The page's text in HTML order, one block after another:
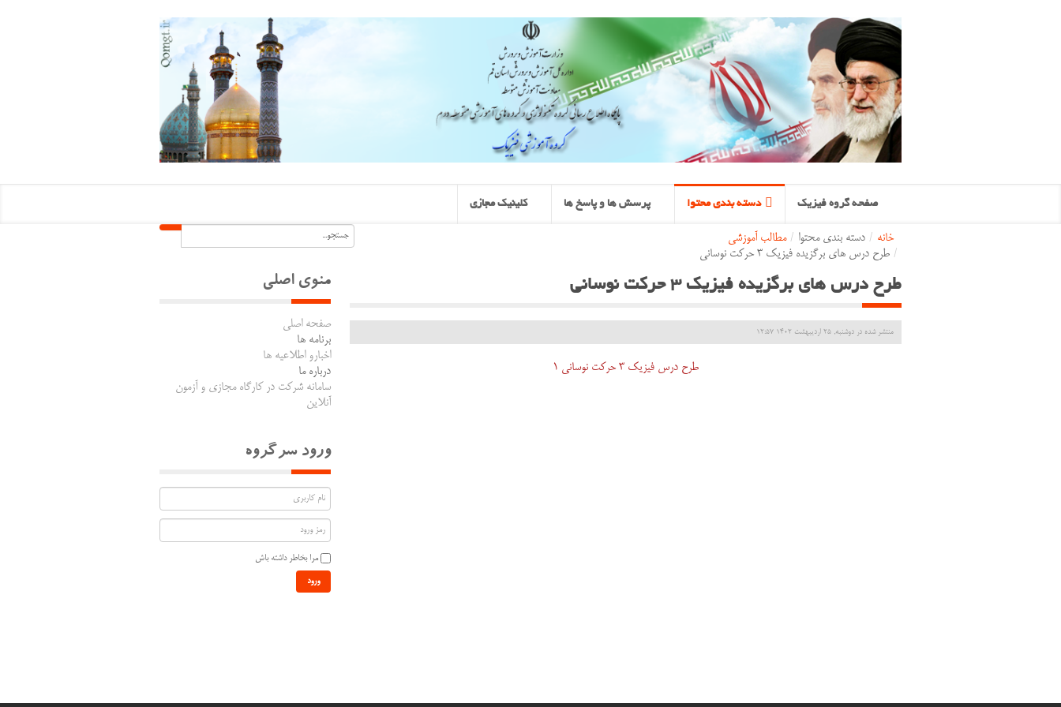
صفحه گروه فیزیک دسته بندی محتوا پرسش ها و پاسخ ها کلینیک مجازی
خانه / دسته بندی محتوا / مطالب آموزشی
/ طرح درس های برگزیده فیزیک 3 حرکت نوسانی
طرح درس های برگزیده فیزیک 3 حرکت نوسانی
منتشر شده در دوشنبه, 25 ارديبهشت 1402 12:57
طرح درس فیزیک 3 حرکت نوسانی
منوی اصلی
صفحه اصلی
برنامه ها
اخبارو اطلاعیه ها
درباره ما
سامانه شرکت در کارگاه مجازی و آزمون
آنلاین
ورود سرگروه
مرا بخاطر داشته باش
ورود